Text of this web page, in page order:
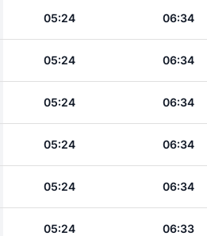
05:24 06:34
05:24 06:34
05:24 06:34
05:24 06:34
05:24 06:34
05:24 06:33